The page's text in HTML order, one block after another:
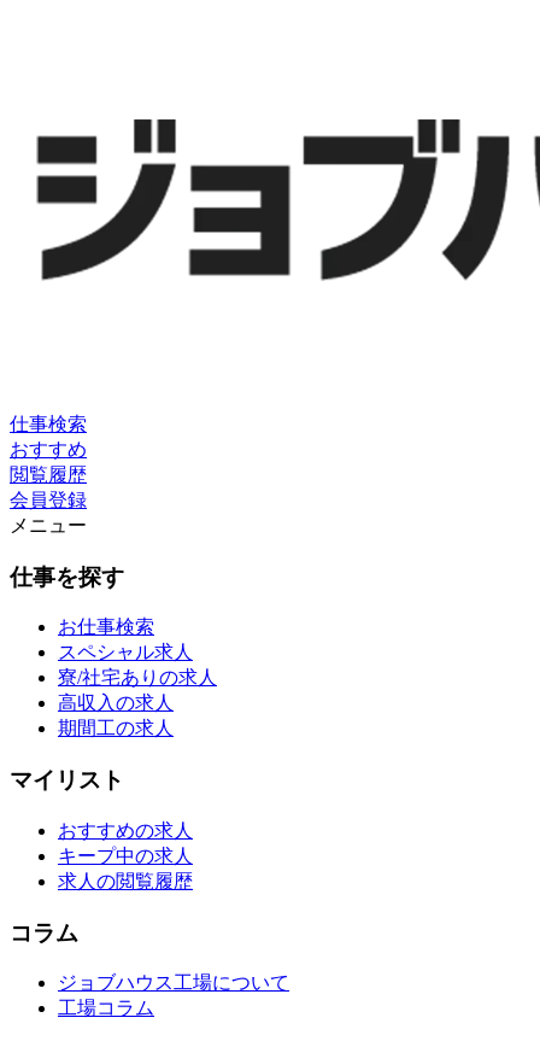
仕事検索
おすすめ
閲覧履歴
会員登録
メニュー
仕事を探す
お仕事検索
スペシャル求人
寮/社宅ありの求人
高収入の求人
期間工の求人
マイリスト
おすすめの求人
キープ中の求人
求人の閲覧履歴
コラム
ジョブハウス工場について
工場コラム